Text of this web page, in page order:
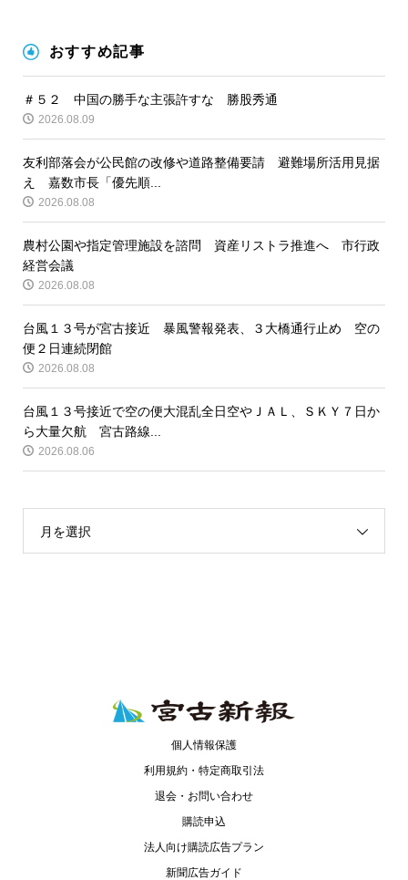
おすすめ記事
＃５２ 中国の勝手な主張許すな 勝股秀通
2026.08.09
友利部落会が公民館の改修や道路整備要請 避難場所活用見据
え 嘉数市長「優先順...
2026.08.08
農村公園や指定管理施設を諮問 資産リストラ推進へ 市行政
経営会議
2026.08.08
台風１３号が宮古接近 暴風警報発表、３大橋通行止め 空の
便２日連続閉館
2026.08.08
台風１３号接近で空の便大混乱全日空やＪＡＬ、ＳＫＹ７日か
ら大量欠航 宮古路線...
2026.08.06
月を選択
個人情報保護
利用規約・特定商取引法
退会・お問い合わせ
購読申込
法人向け購読広告プラン
新聞広告ガイド